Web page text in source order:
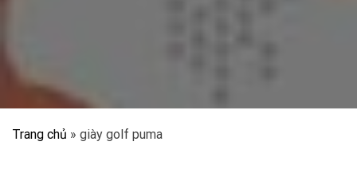
Trang chủ » giày golf puma